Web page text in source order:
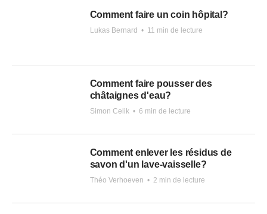
Comment faire un coin hôpital?
Lukas Bernard • 11 min de lecture
Comment faire pousser des
châtaignes d'eau?
Simon Celik • 6 min de lecture
Comment enlever les résidus de
savon d'un lave-vaisselle?
Théo Verhoeven • 2 min de lecture